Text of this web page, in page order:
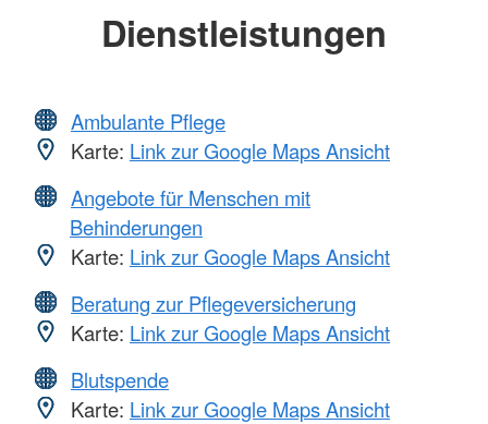
Dienstleistungen
Ambulante Pflege
Karte: Link zur Google Maps Ansicht
Angebote für Menschen mit
Behinderungen
Karte: Link zur Google Maps Ansicht
Beratung zur Pflegeversicherung
Karte: Link zur Google Maps Ansicht
Blutspende
Karte: Link zur Google Maps Ansicht